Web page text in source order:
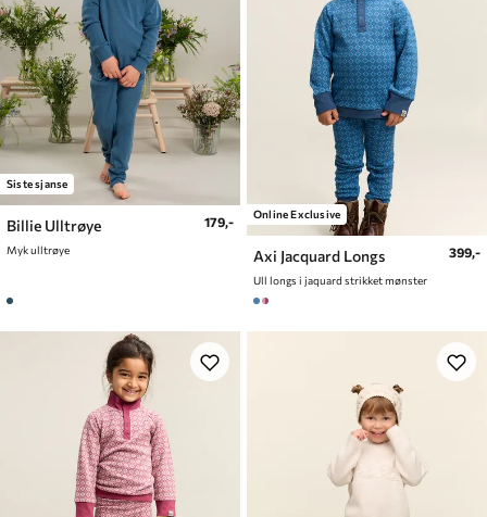
Siste sjanse
Billie Ulltrøye
Myk ulltrøye
179,-
Online Exclusive
Axi Jacquard Longs
Ull longs i jaquard strikket mønster
399,-